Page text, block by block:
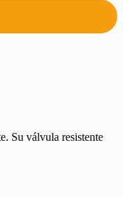
Su válvula resistente